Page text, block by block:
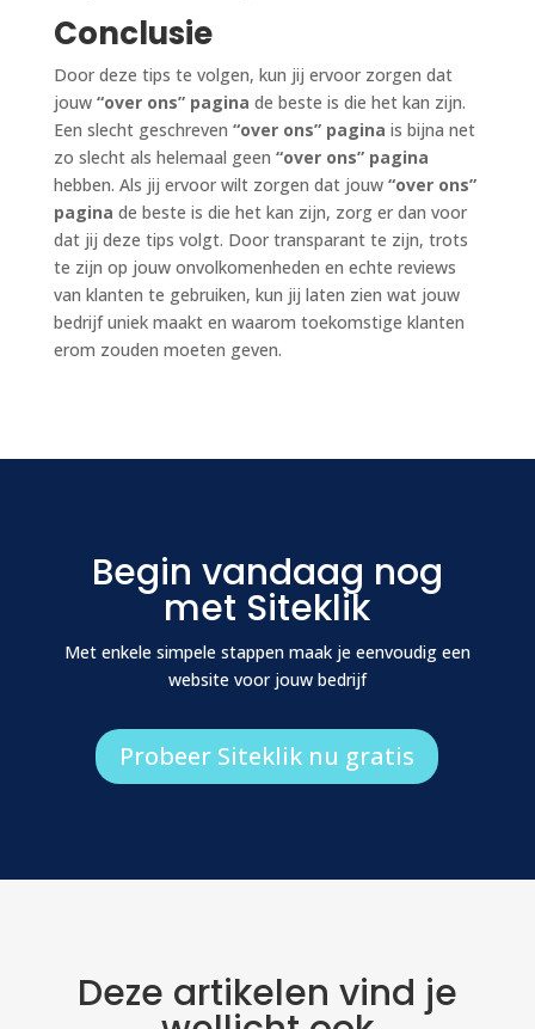
Conclusie
Door deze tips te volgen, kun jij ervoor zorgen dat
jouw “over ons” pagina de beste is die het kan zijn.
Een slecht geschreven “over ons” pagina is bijna net
zo slecht als helemaal geen “over ons” pagina
hebben. Als jij ervoor wilt zorgen dat jouw “over ons”
pagina de beste is die het kan zijn, zorg er dan voor
dat jij deze tips volgt. Door transparant te zijn, trots
te zijn op jouw onvolkomenheden en echte reviews
van klanten te gebruiken, kun jij laten zien wat jouw
bedrijf uniek maakt en waarom toekomstige klanten
erom zouden moeten geven.
Begin vandaag nog
met Siteklik
Met enkele simpele stappen maak je eenvoudig een
website voor jouw bedrijf
Probeer Siteklik nu gratis
Deze artikelen vind je